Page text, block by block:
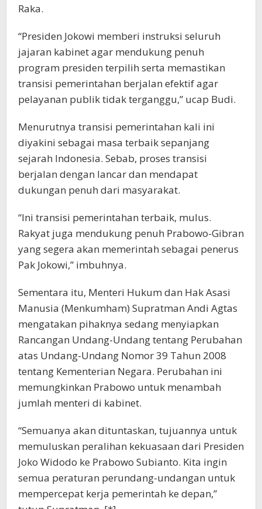
Raka.
“Presiden Jokowi memberi instruksi seluruh
jajaran kabinet agar mendukung penuh
program presiden terpilih serta memastikan
transisi pemerintahan berjalan efektif agar
pelayanan publik tidak terganggu,” ucap Budi.
Menurutnya transisi pemerintahan kali ini
diyakini sebagai masa terbaik sepanjang
sejarah Indonesia. Sebab, proses transisi
berjalan dengan lancar dan mendapat
dukungan penuh dari masyarakat.
“Ini transisi pemerintahan terbaik, mulus.
Rakyat juga mendukung penuh Prabowo-Gibran
yang segera akan memerintah sebagai penerus
Pak Jokowi,” imbuhnya.
Sementara itu, Menteri Hukum dan Hak Asasi
Manusia (Menkumham) Supratman Andi Agtas
mengatakan pihaknya sedang menyiapkan
Rancangan Undang-Undang tentang Perubahan
atas Undang-Undang Nomor 39 Tahun 2008
tentang Kementerian Negara. Perubahan ini
memungkinkan Prabowo untuk menambah
jumlah menteri di kabinet.
“Semuanya akan dituntaskan, tujuannya untuk
memuluskan peralihan kekuasaan dari Presiden
Joko Widodo ke Prabowo Subianto. Kita ingin
semua peraturan perundang-undangan untuk
mempercepat kerja pemerintah ke depan,”